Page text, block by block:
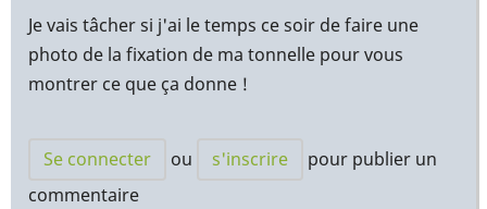
Je vais tâcher si j'ai le temps ce soir de faire une
photo de la fixation de ma tonnelle pour vous
montrer ce que ça donne !
Se connecter ou s'inscrire
pour publier un
commentaire